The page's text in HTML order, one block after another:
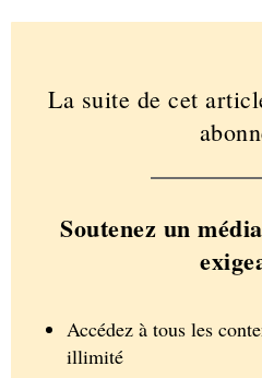
La suite de cet
Soutenez un
Accédez à tous les
illimité